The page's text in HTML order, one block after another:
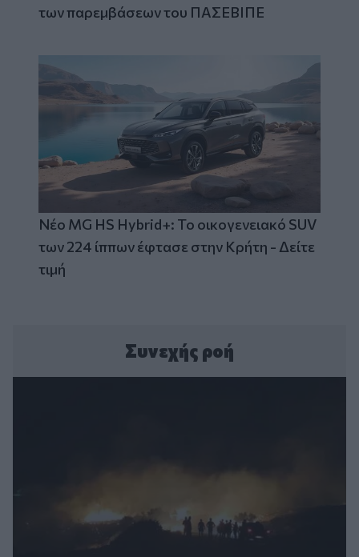
των παρεμβάσεων του ΠΑΣΕΒΙΠΕ
Νέο MG HS Hybrid+: Το οικογενειακό SUV
των 224 ίππων έφτασε στην Κρήτη - Δείτε
τιμή
Συνεχής ροή